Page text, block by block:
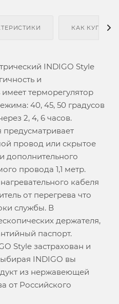
КАК КУПИТЬ
INDIGO Style
и
терморегулятор
40, 45, 50 градусов
2, 4, 6 часов.
предусматривает
провод или скрытое
дополнительного
провода 1,1 метр.
кабеля
от перегрева что
службы. В
держателя,
паспорт.
Style застрахован и
INDIGO вы
из нержавеющей
от Российского